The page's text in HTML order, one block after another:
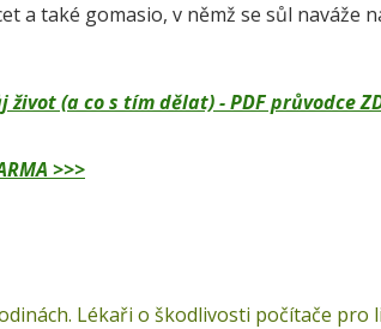
a také gomasio, v němž se sůl naváže
(a co s tím dělat) - PDF průvodce
>>>
Lékaři o škodlivosti počítače pro